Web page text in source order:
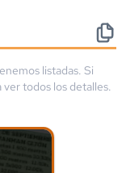
listadas. Si
ver todos los detalles.